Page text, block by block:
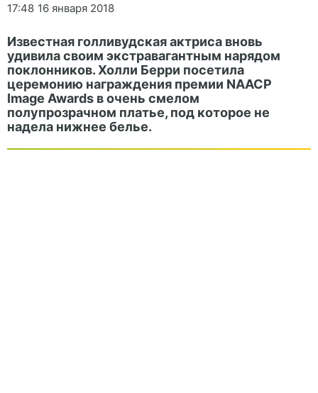
17:48 16 января 2018
Известная голливудская актриса вновь
удивила своим экстравагантным нарядом
поклонников. Холли Берри посетила
церемонию награждения премии NAACP
Image Awards в очень смелом
полупрозрачном платье, под которое не
надела нижнее белье.